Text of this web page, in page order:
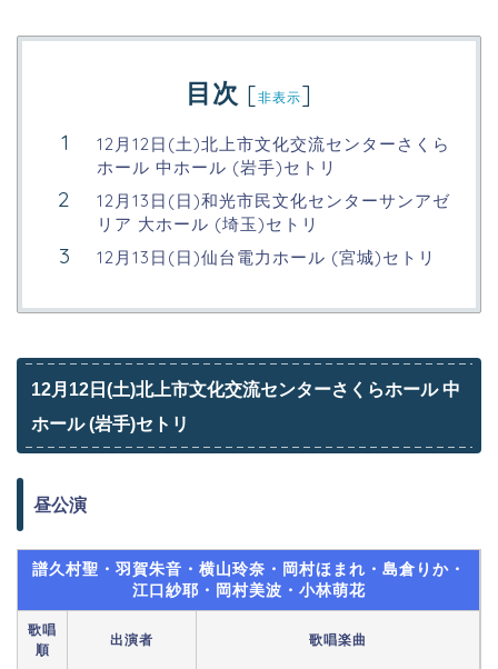
目次 [非表示]
12月12日(土)北上市文化交流センターさくら
ホール 中ホール (岩手)セトリ
12月13日(日)和光市民文化センターサンアゼ
リア 大ホール (埼玉)セトリ
12月13日(日)仙台電力ホール (宮城)セトリ
12月12日(土)北上市文化交流センターさくらホール 中
ホール (岩手)セトリ
昼公演
譜久村聖・羽賀朱音・横山玲奈・岡村ほまれ・島倉りか・
江口紗耶・岡村美波・小林萌花
歌唱
順
出演者 歌唱楽曲